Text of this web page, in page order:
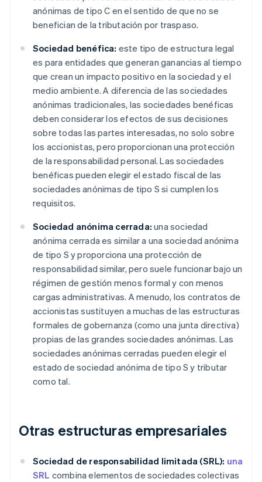
anónimas de tipo C en el sentido de que no se
benefician de la tributación por traspaso.
Sociedad benéfica: este tipo de estructura legal
es para entidades que generan ganancias al tiempo
que crean un impacto positivo en la sociedad y el
medio ambiente. A diferencia de las sociedades
anónimas tradicionales, las sociedades benéficas
deben considerar los efectos de sus decisiones
sobre todas las partes interesadas, no solo sobre
los accionistas, pero proporcionan una protección
de la responsabilidad personal. Las sociedades
benéficas pueden elegir el estado fiscal de las
sociedades anónimas de tipo S si cumplen los
requisitos.
Sociedad anónima cerrada: una sociedad
anónima cerrada es similar a una sociedad anónima
de tipo S y proporciona una protección de
responsabilidad similar, pero suele funcionar bajo un
régimen de gestión menos formal y con menos
cargas administrativas. A menudo, los contratos de
accionistas sustituyen a muchas de las estructuras
formales de gobernanza (como una junta directiva)
propias de las grandes sociedades anónimas. Las
sociedades anónimas cerradas pueden elegir el
estado de sociedad anónima de tipo S y tributar
como tal.
Otras estructuras empresariales
Sociedad de responsabilidad limitada (SRL): una
SRL combina elementos de sociedades colectivas